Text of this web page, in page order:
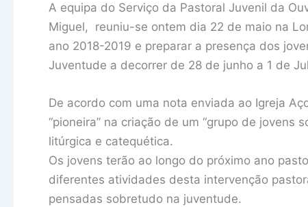
A equipa do Serviço da Pastoral Juvenil da
Miguel, reuniu-se ontem dia 22 de maio na
ano 2018-2019 e preparar a presença dos
Juventude a decorrer de 28 de junho a 1 de
De acordo com uma nota enviada ao Igreja
“pioneira” na criação de um “grupo de jovens
litúrgica e catequética.
Os jovens terão ao longo do próximo ano
diferentes atividades desta intervenção
pensadas sobretudo na juventude.